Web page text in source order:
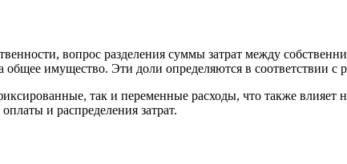
вопрос разделения суммы затрат между
общее имущество. Эти доли определяются в
так и переменные расходы, что также влияет
и распределения затрат.